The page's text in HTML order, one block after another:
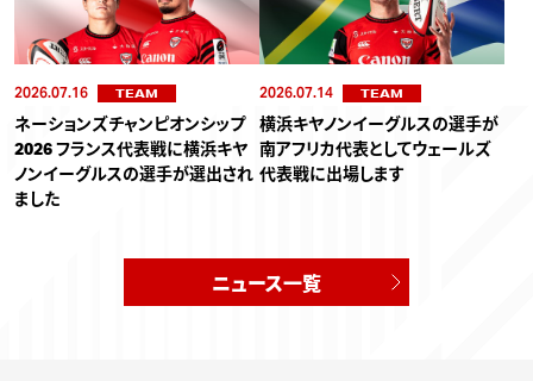
2026.07.16 TEAM
ネーションズチャンピオンシップ
2026 フランス代表戦に横浜キヤ
ノンイーグルスの選手が選出され
ました
2026.07.14 TEAM
横浜キヤノンイーグルスの選手が
南アフリカ代表としてウェールズ
代表戦に出場します
ニュース一覧